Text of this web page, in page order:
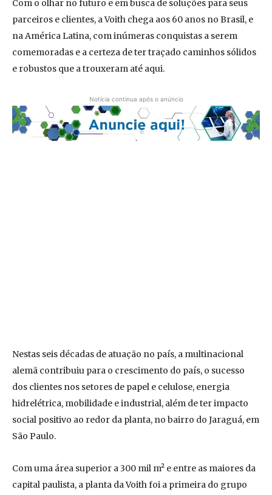
Com o olhar no futuro e em busca de soluções para seus
parceiros e clientes, a Voith chega aos 60 anos no Brasil, e
na América Latina, com inúmeras conquistas a serem
comemoradas e a certeza de ter traçado caminhos sólidos
e robustos que a trouxeram até aqui.
Notícia continua após o anúncio
Nestas seis décadas de atuação no país, a multinacional
alemã contribuiu para o crescimento do país, o sucesso
dos clientes nos setores de papel e celulose, energia
hidrelétrica, mobilidade e industrial, além de ter impacto
social positivo ao redor da planta, no bairro do Jaraguá, em
São Paulo.
Com uma área superior a 300 mil m² e entre as maiores da
capital paulista, a planta da Voith foi a primeira do grupo